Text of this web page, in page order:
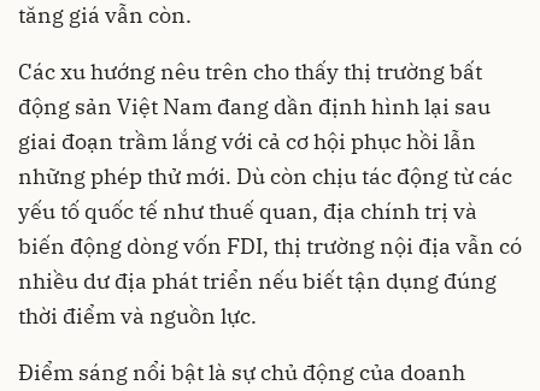
tăng giá vẫn còn.
Các xu hướng nêu trên cho thấy thị trường bất
động sản Việt Nam đang dần định hình lại sau
giai đoạn trầm lắng với cả cơ hội phục hồi lẫn
những phép thử mới. Dù còn chịu tác động từ các
yếu tố quốc tế như thuế quan, địa chính trị và
biến động dòng vốn FDI, thị trường nội địa vẫn có
nhiều dư địa phát triển nếu biết tận dụng đúng
thời điểm và nguồn lực.
Điểm sáng nổi bật là sự chủ động của doanh